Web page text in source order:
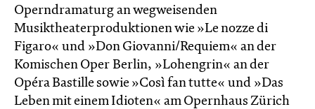
Operndramaturg an wegweisenden
Musiktheaterproduktionen wie »Le nozze di
Figaro« und »Don Giovanni/Requiem« an der
Komischen Oper Berlin, »Lohengrin« an der
Opéra Bastille sowie »Così fan tutte« und »Das
Leben mit einem Idioten« am Opernhaus Zürich